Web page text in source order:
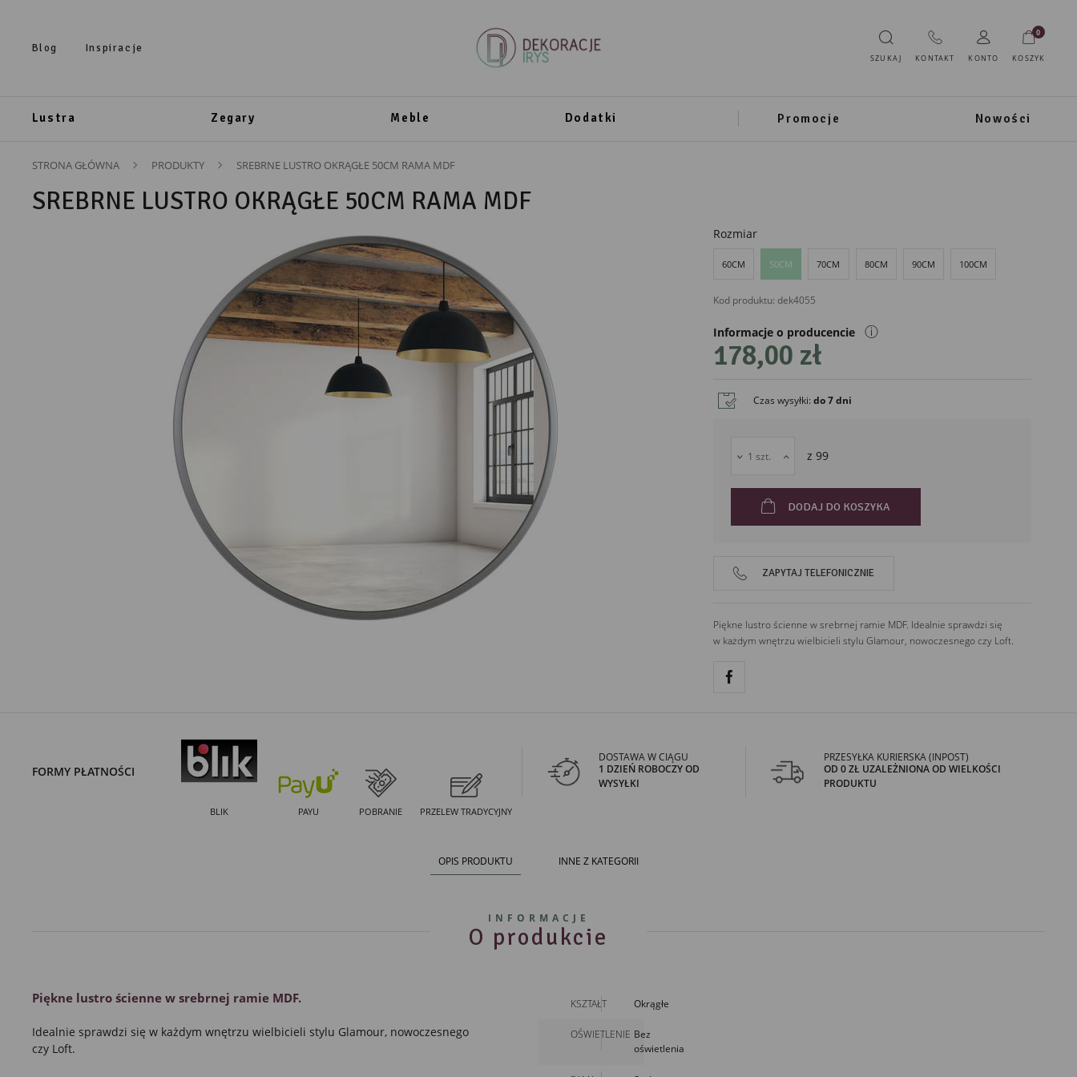
Blog Inspiracje
SZUKAJ KONTAKT KONTO KOSZYK
0
Lustra Zegary Meble Dodatki Promocje Nowości
STRONA GŁÓWNA PRODUKTY SREBRNE LUSTRO OKRĄGŁE 50CM RAMA MDF
SREBRNE LUSTRO OKRĄGŁE 50CM RAMA MDF
Rozmiar
60CM 50CM 70CM 80CM 90CM 100CM
Kod produktu: dek4055
Informacje o producencie
DekoracjeIrys.pl Paweł Ćwikliński
ⓘ
178,00 zł
Czas wysyłki:do 7 dni
z 99
DODAJ DO KOSZYKA
ZAPYTAJ TELEFONICZNIE
Piękne lustro ścienne w srebrnej ramie MDF. Idealnie sprawdzi się
w każdym wnętrzu wielbicieli stylu Glamour, nowoczesnego czy Loft.
FORMY PŁATNOŚCI
BLIK PAYU POBRANIE PRZELEW TRADYCYJNY
DOSTAWA W CIĄGU
1 DZIEŃ ROBOCZY OD
WYSYŁKI
PRZESYŁKA KURIERSKA (INPOST)
OD 0 ZŁ UZALEŻNIONA OD WIELKOŚCI
PRODUKTU
OPIS PRODUKTU INNE Z KATEGORII
INFORMACJE
O produkcie
Piękne lustrościenne wsrebrnej ramie MDF.
Idealnie sprawdzi się w każdym wnętrzu wielbicieli stylu Glamour, nowoczesnego
czy Loft.
KSZTAŁT Okrągłe
OŚWIETLENIE Bez
oświetlenia